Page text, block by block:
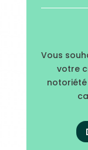
Vous
votre
notoriété